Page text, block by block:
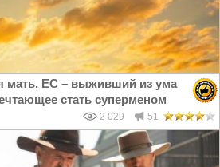
мать, ЕС – выживший из ума
стать суперменом
2 029 51